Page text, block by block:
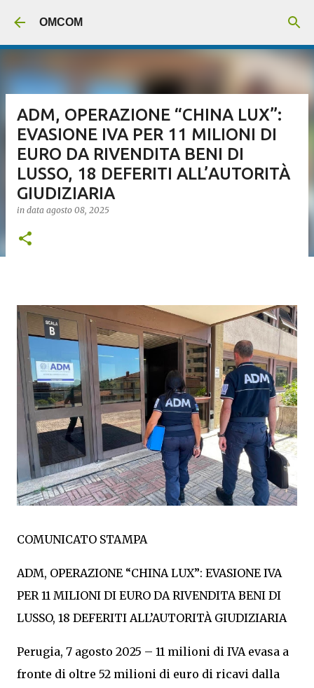
OMCOM
ADM, OPERAZIONE “CHINA LUX”:
EVASIONE IVA PER 11 MILIONI DI
EURO DA RIVENDITA BENI DI
LUSSO, 18 DEFERITI ALL’AUTORITÀ
GIUDIZIARIA
in data agosto 08, 2025
COMUNICATO STAMPA
ADM, OPERAZIONE “CHINA LUX”: EVASIONE IVA
PER 11 MILIONI DI EURO DA RIVENDITA BENI DI
LUSSO, 18 DEFERITI ALL’AUTORITÀ GIUDIZIARIA
Perugia, 7 agosto 2025 – 11 milioni di IVA evasa a
fronte di oltre 52 milioni di euro di ricavi dalla